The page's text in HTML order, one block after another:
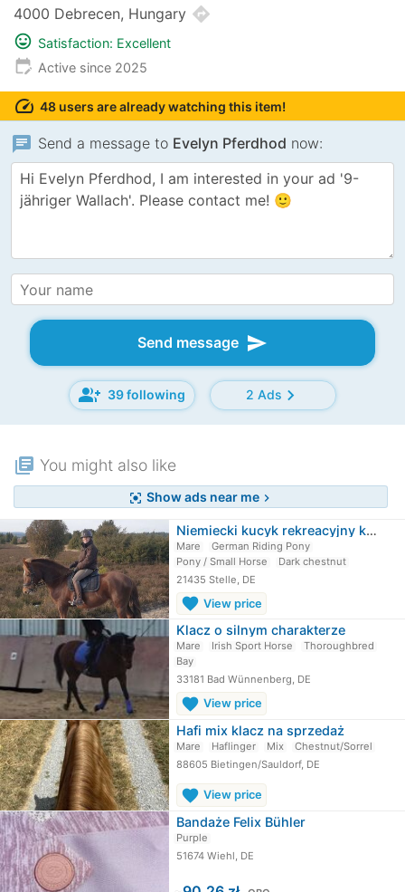
4000 Debrecen, Hungary directions
mood Satisfaction: Excellent
edit_calendar Active since 2025
speed 48 users are already watching this item!
chat Send a message to Evelyn Pferdhod now:
Send message send
group_add 39 following 2 Adschevron_right
library_books You might also like
center_focus_strong Show ads near mechevron_right
Niemiecki kucyk rekreacyjny kucyk…
Mare
German Riding Pony
Pony / Small Horse
Dark chestnut
21435 Stelle, DE
favorite View price
Klacz o silnym charakterze
Mare Irish Sport Horse
Thoroughbred
Bay
33181 Bad Wünnenberg, DE
favorite View price
Hafi mix klacz na sprzedaż
Mare Haflinger Mix
Chestnut/Sorrel
88605 Bietingen/Sauldorf, DE
favorite View price
Bandaże Felix Bühler
Purple
51674 Wiehl, DE